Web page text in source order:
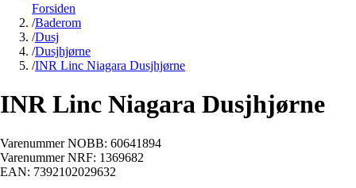
Forsiden
/Baderom
/Dusj
/Dusjhjørne
/INR Linc Niagara Dusjhjørne
INR Linc Niagara Dusjhjørne
Varenummer NOBB: 60641894
Varenummer NRF: 1369682
EAN: 7392102029632